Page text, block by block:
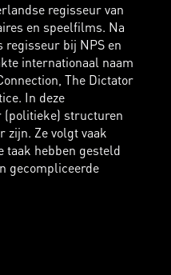
regisseur van
en speelfilms. Na
regisseur bij NPS en
internationaal naam
The Dictator
In deze
(politieke) structuren
zijn. Ze volgt vaak
taak hebben gesteld
gecompliceerde